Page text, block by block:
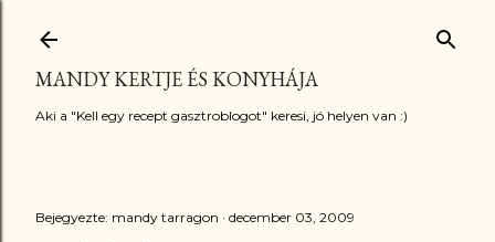
MANDY KERTJE ÉS KONYHÁJA
Aki a "Kell egy recept gasztroblogot" keresi, jó helyen van :)
Bejegyezte: mandy tarragon december 03, 2009